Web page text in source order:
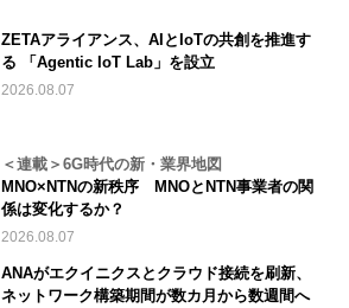
ZETAアライアンス、AIとIoTの共創を推進す
る 「Agentic IoT Lab」を設立
2026.08.07
＜連載＞6G時代の新・業界地図
MNO×NTNの新秩序 MNOとNTN事業者の関
係は変化するか？
2026.08.07
ANAがエクイニクスとクラウド接続を刷新、
ネットワーク構築期間が数カ月から数週間へ